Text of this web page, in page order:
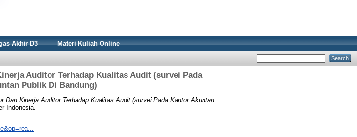
Akhir D3 Materi Kuliah Online
Auditor Terhadap Kualitas Audit (survei Pada
Publik Di Bandung)
Dan Kinerja Auditor Terhadap Kualitas Audit (survei Pada Kantor Akuntan
Indonesia.